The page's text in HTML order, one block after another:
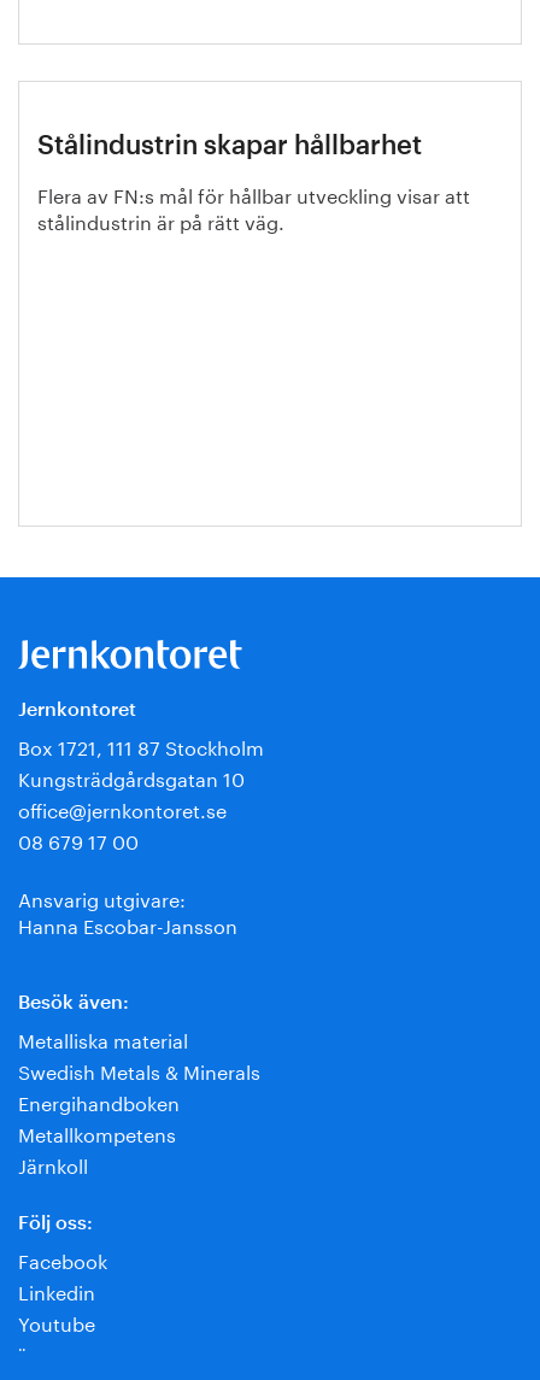
Stålindustrin skapar hållbarhet
Flera av FN:s mål för hållbar utveckling visar att
stålindustrin är på rätt väg.
Jernkontoret
Box 1721, 111 87 Stockholm
Kungsträdgårdsgatan 10
office@jernkontoret.se
08 679 17 00
Ansvarig utgivare:
Hanna Escobar-Jansson
Besök även:
Metalliska material
Swedish Metals & Minerals
Energihandboken
Metallkompetens
Järnkoll
Följ oss:
Facebook
Linkedin
Youtube
¨